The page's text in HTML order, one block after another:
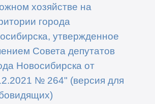
хозяйстве на
города
утвержденное
Совета депутатов
Новосибирска от
№ 264" (версия для